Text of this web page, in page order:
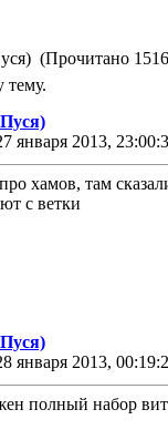
(Прочитано
тему.
января 2013,
хамов, там
с ветки
января 2013,
полный набор